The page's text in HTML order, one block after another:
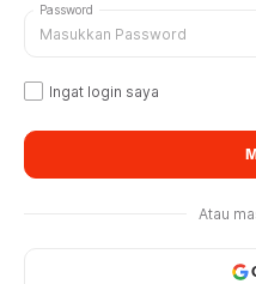
Password
Ingat login saya
Atau